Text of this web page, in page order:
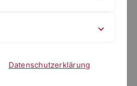
Zeitschriften.
an der Universität Tübingen
Zeitschriften finden Sie im
Sie können darüber in
nach Zeitschriftentiteln
Datenschutzerklärung